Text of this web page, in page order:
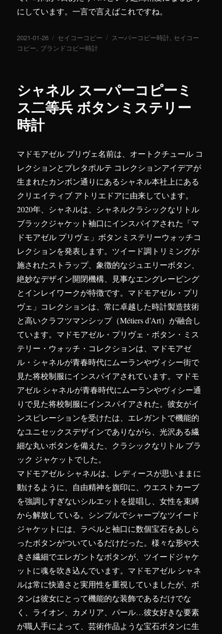
にしています。一言で言えばこれですね。
投
稿
2021-01-26
カ
テ
セイコーコピー
タ
スーパーコピー時計, セイコー
コピー, ブランドコピー時計
シャネル スーパーコピーミ
ス二等兵 ボタンミステリー
時計
マドモアゼル プリヴェ名前は、オートクチュール コ
レクションとプレタポルテ コレクションアイデアが
生まれたカンボン通りにあるシャネル本社上にある
クリエイティブ アトリエドアに由来しています。
2020年、シャネルは、シャネルクラシックなリトル
ブラックジャケット袖口にインスパイアされた「マ
ドモアゼル プリヴェ」ボタンミステリーウォッチコ
レクションを発表します。ツイード調トリミングが
施されたストラップ、象徴的なジュエリーボタン、
絶妙なデザイン開閉機構、見事なエングレービング
とインレイワークが特徴です。マドモアゼル・プリ
ヴェ」コレクションは、常に卓越した時計製造技術
と高いクラフツマンシップ（Métiers d’Art）が融合し
ています。マドモアゼル・プリヴェ・ボタン・ミス
テリー・ウォッチ・コレクションは、マドモアゼ
ル・シャネルが青春時代にムーランやヴィシー街で
見た将校制服にインスパイアされています。マドモ
アゼル シャネルが青春時代にムーランやヴィシー通
りで見た将校制服にインスパイアされた。彼女がイ
ンスピレーションを受けたは、エレガントで機能的
なユニセックスデザインでありながら、光沢ある繊
細な丸いボタンを備えた、クラシックなリトル ブラ
ック ジャケットでした。
マドモアゼル シャネルは、レディースが思いままに
動けるように、自由精神を旗印に、ウエストカーブ
を強調しすぎないシルエットを提唱し、女性を束縛
から解放している。シンプルでシャープなツイード
ジャケットには、ラペルと袖口に数個宝石をあしら
ったボタンがついているだけだった。様々な形や大
きさ繊細でエレガントなボタンが、ツイードジャケ
ットに魂を吹き込んでいます。マドモアゼル シャネ
ルは常に快適さと実用性を重視していましたが、ボ
タンは彼女にとって機能的な装飾であるだけでな
く、ライオン、カメリア、パール…彼女好きな要素
が職人手によって、芸術作品ような宝石ボタンに生